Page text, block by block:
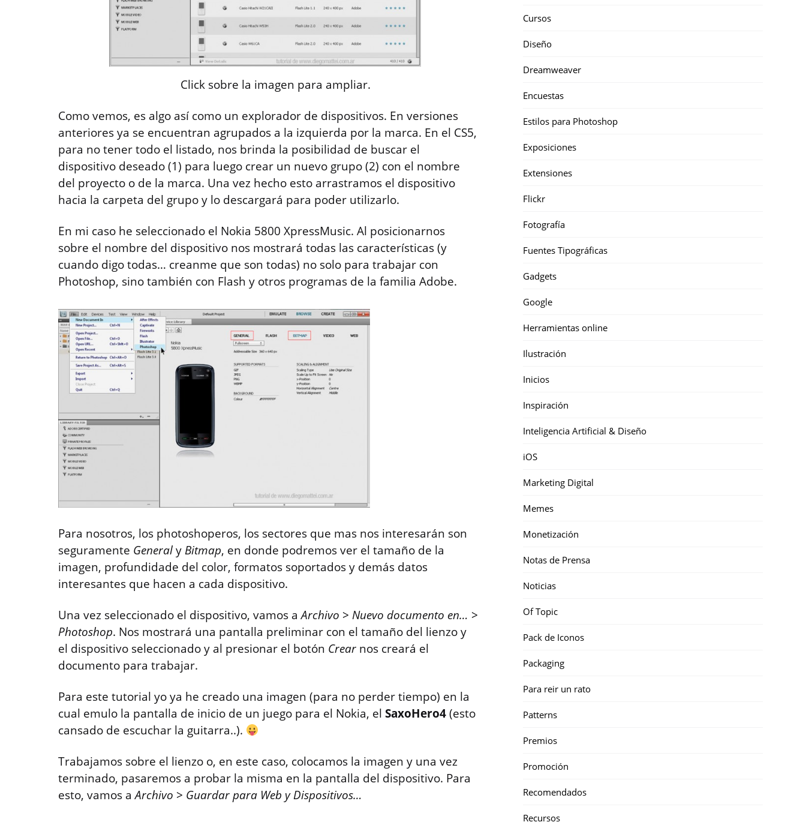
Click sobre la imagen para ampliar.
Como vemos, es algo así como un explorador de dispositivos. En versiones
anteriores ya se encuentran agrupados a la izquierda por la marca. En el CS5,
para no tener todo el listado, nos brinda la posibilidad de buscar el
dispositivo deseado (1) para luego crear un nuevo grupo (2) con el nombre
del proyecto o de la marca. Una vez hecho esto arrastramos el dispositivo
hacia la carpeta del grupo y lo descargará para poder utilizarlo.
En mi caso he seleccionado el Nokia 5800 XpressMusic. Al posicionarnos
sobre el nombre del dispositivo nos mostrará todas las características (y
cuando digo todas… creanme que son todas) no solo para trabajar con
Photoshop, sino también con Flash y otros programas de la familia Adobe.
Para nosotros, los photoshoperos, los sectores que mas nos interesarán son
seguramente GeneralyBitmap, en donde podremos ver el tamaño de la
imagen, profundidade del color, formatos soportados y demás datos
interesantes que hacen a cada dispositivo.
Una vez seleccionado el dispositivo, vamos aArchivo > Nuevo documento en… >
Photoshop. Nos mostrará una pantalla preliminar con el tamaño del lienzo y
el dispositivo seleccionado y al presionar el botón Crear nos creará el
documento para trabajar.
Para este tutorial yo ya he creado una imagen (para no perder tiempo) en la
cual emulo la pantalla de inicio de un juego para el Nokia, el SaxoHero4(esto
cansado de escuchar la guitarra..).
Trabajamos sobre el lienzo o, en este caso, colocamos la imagen y una vez
terminado, pasaremos a probar la misma en la pantalla del dispositivo. Para
esto, vamos aArchivo > Guardar para Web y Dispositivos…
Cursos
Diseño
Dreamweaver
Encuestas
Estilos para Photoshop
Exposiciones
Extensiones
Flickr
Fotografía
Fuentes Tipográficas
Gadgets
Google
Herramientas online
Ilustración
Inicios
Inspiración
Inteligencia Artificial & Diseño
iOS
Marketing Digital
Memes
Monetización
Notas de Prensa
Noticias
Of Topic
Pack de Iconos
Packaging
Para reir un rato
Patterns
Premios
Promoción
Recomendados
Recursos